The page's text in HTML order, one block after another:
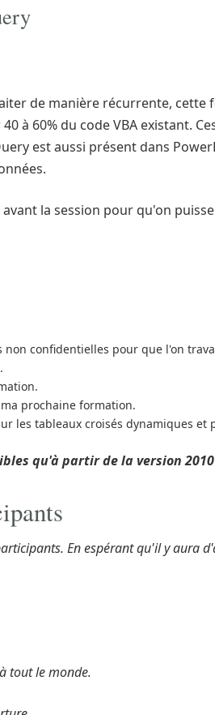
de manière récurrente,
à 60% du code VBA existant.
est aussi présent dans
la session pour qu'on
non confidentielles pour que l'on
prochaine formation.
les tableaux croisés dynamiques
qu'à partir de la version 2010
En espérant qu'il y aura
tout le monde.